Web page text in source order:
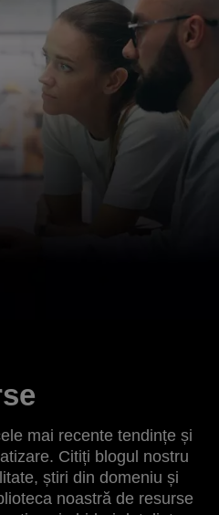
mai recente tendințe și
Citiți blogul nostru
știri din domeniu și
noastră de resurse